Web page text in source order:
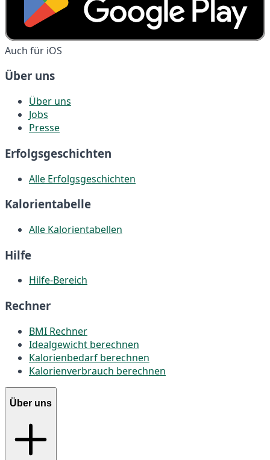
Auch für iOS
Über uns
Über uns
Jobs
Presse
Erfolgsgeschichten
Alle Erfolgsgeschichten
Kalorientabelle
Alle Kalorientabellen
Hilfe
Hilfe-Bereich
Rechner
BMI Rechner
Idealgewicht berechnen
Kalorienbedarf berechnen
Kalorienverbrauch berechnen
Über uns